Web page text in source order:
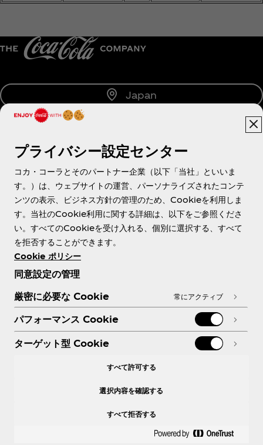
Japan
About us
Need help?
各種ポリシー
プライバシー設定センター
コカ・コーラとそのパートナー企業（以下「当社」といいま
す。）は、ウェブサイトの運営、パーソナライズされたコンテ
ンツの表示、ビジネス方針の管理のため、Cookieを利用しま
す。当社のCookie利用に関する詳細は、以下をご参照くださ
い。すべてのCookieを受け入れる、個別に選択する、すべて
を拒否することができます。
Cookie ポリシー
同意設定の管理
厳密に必要な Cookie
常にアクティブ
パフォーマンス Cookie
ターゲット型 Cookie
すべて許可する
すべて拒否する
選択内容を確認する